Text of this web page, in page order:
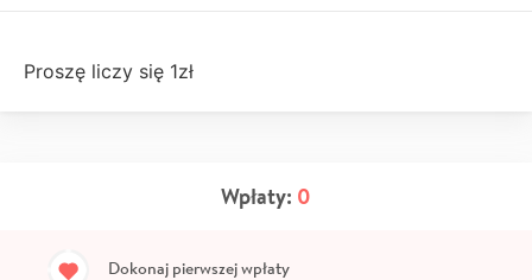
Proszę liczy się 1zł
Wpłaty: 0
Dokonaj pierwszej wpłaty